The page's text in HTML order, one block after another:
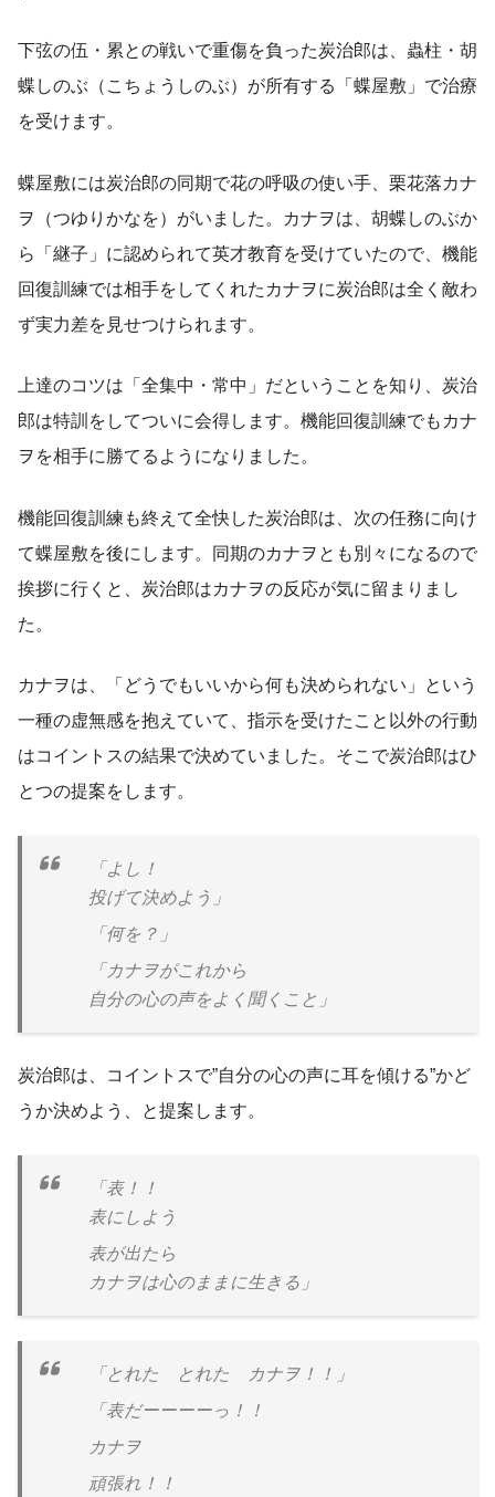
下弦の伍・累との戦いで重傷を負った炭治郎は、蟲柱・胡
蝶しのぶ（こちょうしのぶ）が所有する「蝶屋敷」で治療
を受けます。
蝶屋敷には炭治郎の同期で花の呼吸の使い手、栗花落カナ
ヲ（つゆりかなを）がいました。カナヲは、胡蝶しのぶか
ら「継子」に認められて英才教育を受けていたので、機能
回復訓練では相手をしてくれたカナヲに炭治郎は全く敵わ
ず実力差を見せつけられます。
上達のコツは「全集中・常中」だということを知り、炭治
郎は特訓をしてついに会得します。機能回復訓練でもカナ
ヲを相手に勝てるようになりました。
機能回復訓練も終えて全快した炭治郎は、次の任務に向け
て蝶屋敷を後にします。同期のカナヲとも別々になるので
挨拶に行くと、炭治郎はカナヲの反応が気に留まりまし
た。
カナヲは、「どうでもいいから何も決められない」という
一種の虚無感を抱えていて、指示を受けたこと以外の行動
はコイントスの結果で決めていました。そこで炭治郎はひ
とつの提案をします。
「よし！
投げて決めよう」
「何を？」
「カナヲがこれから
自分の心の声をよく聞くこと」
炭治郎は、コイントスで”自分の心の声に耳を傾ける”かど
うか決めよう、と提案します。
「表！！
表にしよう
表が出たら
カナヲは心のままに生きる」
「とれた とれた カナヲ！！」
「表だーーーーっ！！
カナヲ
頑張れ！！